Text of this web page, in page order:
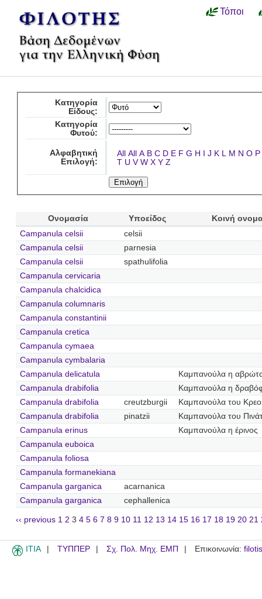
Τόποι
Κατηγορία
Είδους:
Κατηγορία
Φυτού:
Αλφαβητική
Επιλογή:
All All A B C D E F G H I J K L M N O P
T U V W X Y Z
Ονομασία Υποείδος
Κοινή
Campanula celsii
celsii
Campanula celsii
parnesia
Campanula celsii
spathulifolia
Campanula cervicaria
Campanula chalcidica
Campanula columnaris
Campanula constantinii
Campanula cretica
Campanula cymaea
Campanula cymbalaria
Campanula delicatula
Καμπανούλα η
Campanula drabifolia
Καμπανούλα η
Campanula drabifolia
creutzburgii
Καμπανούλα του
Campanula drabifolia
pinatzii
Καμπανούλα του
Campanula erinus
Καμπανούλα η έρινος
Campanula euboica
Campanula foliosa
Campanula formanekiana
Campanula garganica
acarnanica
Campanula garganica
cephallenica
‹‹ previous 1 2 3 4 5 6 7 8 9 10 11 12 13 14 15 16 17 18 19 20 21
ITIA ΤΥΠΠΕΡ Σχ. Πολ. Μηχ. ΕΜΠ Επικοινωνία: